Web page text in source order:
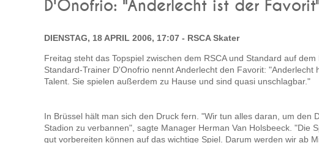
D'Onofrio: "Anderlecht ist der
DIENSTAG, 18 APRIL 2006, 17:07 - RSCA Skater
Freitag steht das Topspiel zwischen dem RSCA und Standard auf dem
Standard-Trainer D'Onofrio nennt Anderlecht den Favorit: "Anderlecht
Talent. Sie spielen außerdem zu Hause und sind quasi unschlagbar."
In Brüssel hält man sich den Druck fern. "Wir tun alles daran, um den
Stadion zu verbannen", sagte Manager Herman Van Holsbeeck. "Die
gut vorbereiten können auf das wichtige Spiel. Darum werden wir ab